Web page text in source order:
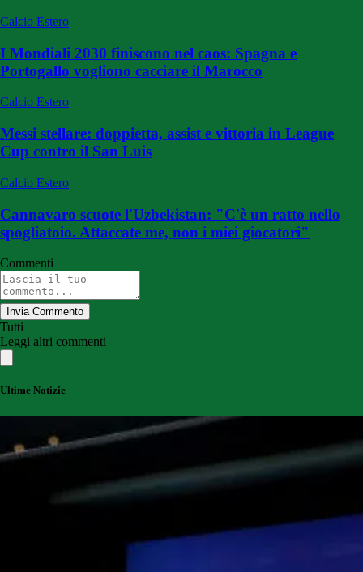
Calcio Estero
I Mondiali 2030 finiscono nel caos: Spagna e
Portogallo vogliono cacciare il Marocco
Calcio Estero
Messi stellare: doppietta, assist e vittoria in League
Cup contro il San Luis
Calcio Estero
Cannavaro scuote l'Uzbekistan: "C'è un ratto nello
spogliatoio. Attaccate me, non i miei giocatori"
Commenti
Invia Commento
Tutti
Leggi altri commenti
Ultime Notizie